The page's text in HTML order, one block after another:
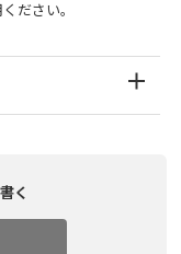
ださい。
く